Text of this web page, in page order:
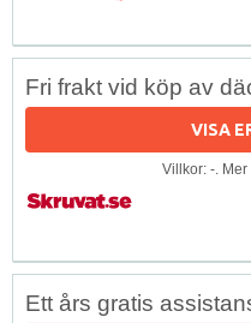
Fri frakt vid köp av
VISA
Villkor: -. Mer
Ett års gratis